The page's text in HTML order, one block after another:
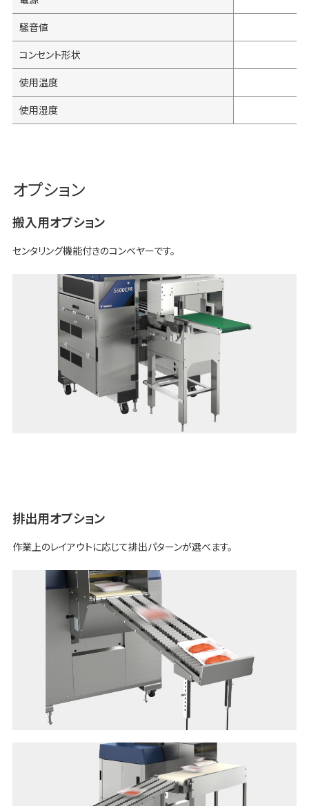
騒音値
コンセント形状
使用温度
使用湿度
オプション
搬入用オプション
センタリング機能付きのコンベヤーです。
排出用オプション
作業上のレイアウトに応じて排出パターンが選べます。